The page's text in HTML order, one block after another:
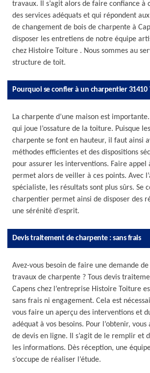
travaux. Il s’agit alors de faire confiance à
des services adéquats et qui répondent
de changement de bois de charpente à
disposer les entretiens de notre équipe
chez Histoire Toiture . Nous sommes au
structure de toit.
Pourquoi se confier à un charpentier 31410
La charpente d’une maison est importante.
qui joue l’ossature de la toiture. Puisque
charpente se font en hauteur, il faut ainsi
méthodes efficientes et des dispositions
pour assurer les interventions. Faire appel
permet alors de veiller à ces points. Avec
spécialiste, les résultats sont plus sûrs. Se
charpentier permet ainsi de disposer des
une sérénité d’esprit.
Devis traitement de charpente : sans frais
Avez-vous besoin de faire une demande
travaux de charpente ? Tous devis
Capens chez l’entreprise Histoire Toiture
sans frais ni engagement. Cela est
vous faire un aperçu des interventions et
adéquat à vos besoins. Pour l’obtenir,
de devis en ligne. Il s’agit de le remplir et
les informations. Dès réception, une
s’occupe de réaliser l’étude.